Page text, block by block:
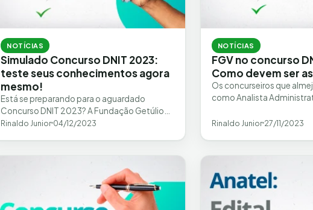
NOTÍCIAS
Simulado Concurso DNIT 2023:
teste seus conhecimentos agora
mesmo!
Está se preparando para o aguardado
Concurso DNIT 2023? A Fundação Getúlio
Vargas (FGV) será a banca examinadora
Rinaldo Junior 04/12/2023
NOTÍCIAS
FGV no concurso
Como devem ser
Os concurseiros que
como Analista
oportunidade à frente,
Rinaldo Junior27/11/2023